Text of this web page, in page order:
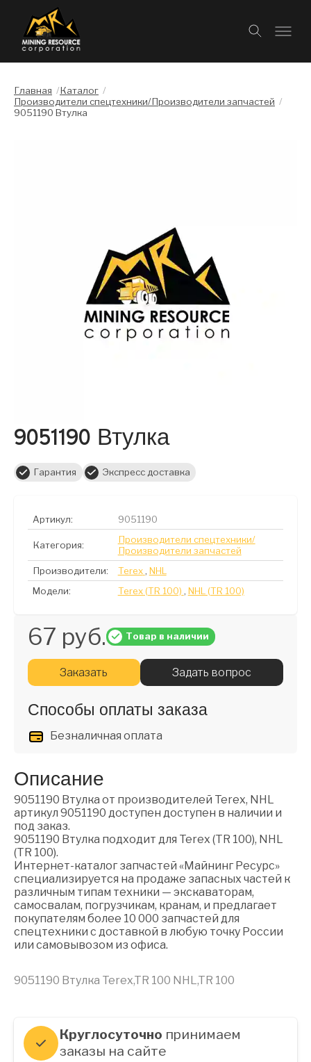
Главная /Каталог /
Производители спецтехники/Производители запчастей /
9051190 Втулка
9051190 Втулка
Гарантия Экспресс доставка
Артикул: 9051190
Категория:
Производители спецтехники/
Производители запчастей
Производители:
Terex , NHL
Модели:
Terex (TR 100) , NHL (TR 100)
67 руб. Товар в наличии
Заказать Задать вопрос
Способы оплаты заказа
Безналичная оплата
Описание
9051190 Втулка от производителей Terex, NHL
артикул 9051190 доступен доступен в наличии и
под заказ.
9051190 Втулка подходит для Terex (TR 100), NHL
(TR 100).
Интернет-каталог запчастей «Майнинг Ресурс»
специализируется на продаже запасных частей к
различным типам техники — экскаваторам,
самосвалам, погрузчикам, кранам, и предлагает
покупателям более 10 000 запчастей для
спецтехники с доставкой в любую точку России
или самовывозом из офиса.
9051190 Втулка Terex,TR 100 NHL,TR 100
Круглосуточно принимаем
заказы на сайте